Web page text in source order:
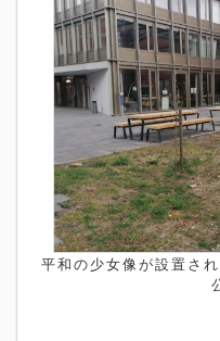
平和の少女像が設置さ